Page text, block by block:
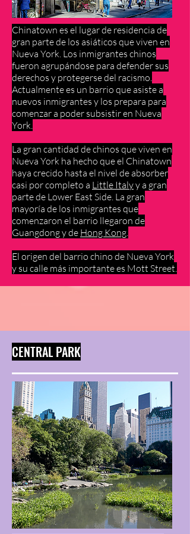
Chinatown es el lugar de residencia de
gran parte de los asiáticos que viven en
Nueva York. Los inmigrantes chinos
fueron agrupándose para defender sus
derechos y protegerse del racismo.
Actualmente es un barrio que asiste a
nuevos inmigrantes y los prepara para
comenzar a poder subsistir en Nueva
York.
La gran cantidad de chinos que viven en
Nueva York ha hecho que el Chinatown
haya crecido hasta el nivel de absorber
casi por completo a Little Italyy a gran
parte de Lower East Side. La gran
mayoría de los inmigrantes que
comenzaron el barrio llegaron de
Guangdong y de Hong Kong.
El origen del barrio chino de Nueva York
y su calle más importante es Mott Street.
CENTRAL PARK